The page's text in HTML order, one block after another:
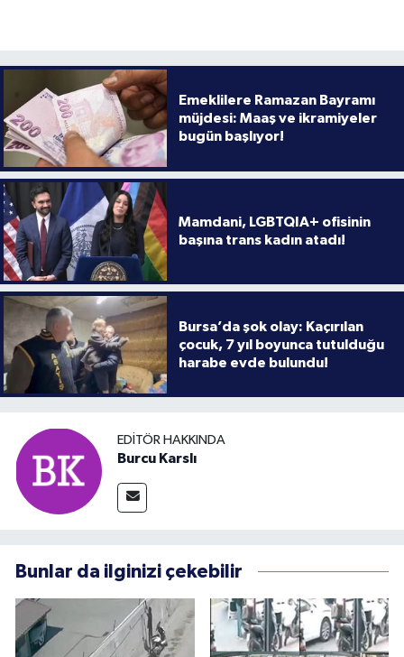
Emeklilere Ramazan Bayramı
müjdesi: Maaş ve ikramiyeler
bugün başlıyor!
Mamdani, LGBTQIA+ ofisinin
başına trans kadın atadı!
Bursa’da şok olay: Kaçırılan
çocuk, 7 yıl boyunca tutulduğu
harabe evde bulundu!
EDITÖR HAKKINDA
Burcu Karslı
Bunlar da ilginizi çekebilir